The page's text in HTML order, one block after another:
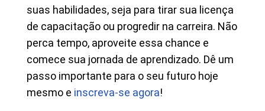
suas habilidades, seja para tirar sua licença
de capacitação ou progredir na carreira. Não
perca tempo, aproveite essa chance e
comece sua jornada de aprendizado. Dê um
passo importante para o seu futuro hoje
mesmo e inscreva-se agora!